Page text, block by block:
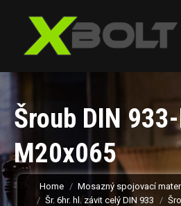
Šroub DIN
M20x065
You are here:
Home Mosazný spojovací
Šr. 6hr. hl. závit celý DIN 933